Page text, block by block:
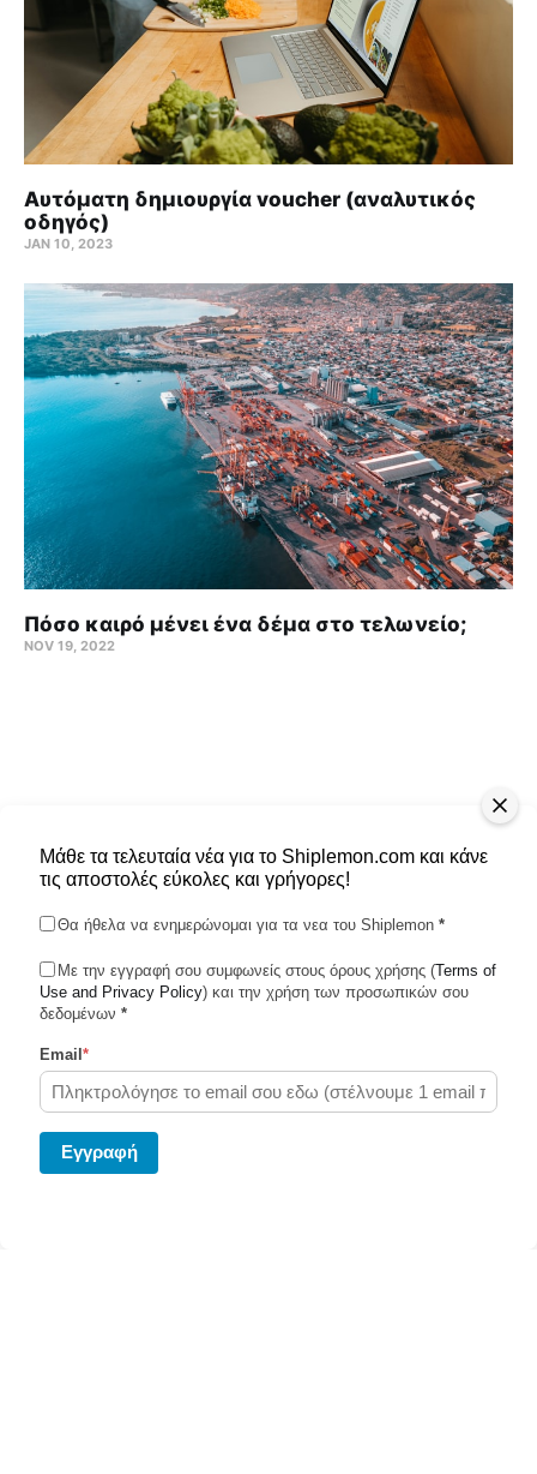
Αυτόματη δημιουργία voucher (αναλυτικός
οδηγός)
JAN 10, 2023
Πόσο καιρό μένει ένα δέμα στο τελωνείο;
NOV 19, 2022
Shiplemon © 2026
Powered by Ghost
Μάθε τα τελευταία νέα για το Shiplemon.com και κάνε
τις αποστολές εύκολες και γρήγορες!
Θα ήθελα να ενημερώνομαι για τα νεα του Shiplemon *
Με την εγγραφή σου συμφωνείς στους όρους χρήσης (Terms of
Use and Privacy Policy) και την χρήση των προσωπικών σου
δεδομένων *
Email *
Eγγραφή